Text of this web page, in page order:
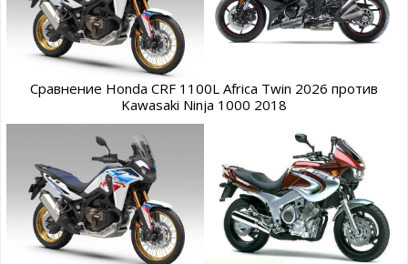
Сравнение Honda CRF 1100L Africa Twin 2026 против
Kawasaki Ninja 1000 2018